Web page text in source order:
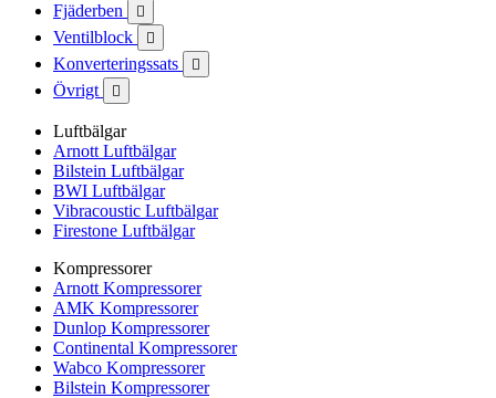
Fjäderben 
Ventilblock 
Konverteringssats 
Övrigt 
Luftbälgar
Arnott Luftbälgar
Bilstein Luftbälgar
BWI Luftbälgar
Vibracoustic Luftbälgar
Firestone Luftbälgar
Kompressorer
Arnott Kompressorer
AMK Kompressorer
Dunlop Kompressorer
Continental Kompressorer
Wabco Kompressorer
Bilstein Kompressorer